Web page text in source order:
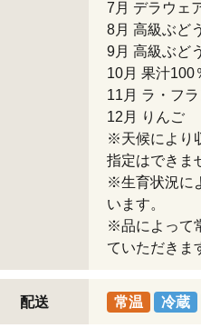
7月 デラウェ
8月 高級ぶど
9月 高級ぶど
10月 果汁100
11月 ラ・フラ
12月 りんご
※天候により
指定はできま
※生育状況に
います。
※品によって
ていただきま
配送 常温 冷蔵